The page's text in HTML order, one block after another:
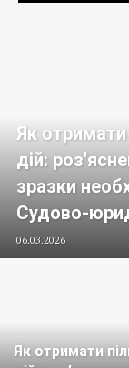
Як отримати
дій:
зразки
Судово-
06.03.2026
Як отримати